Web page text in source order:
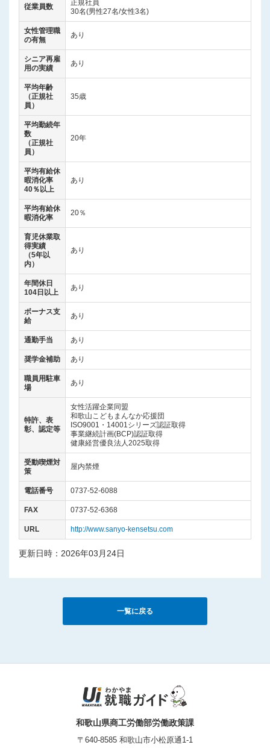
従業員数
正規社員
30名(男性27名/女性3名)
女性管理職
の有無
あり
シニア再雇
用の実績
あり
平均年齢
（正規社
員）
35歳
平均勤続年
数
（正規社
員）
20年
平均有給休
暇消化率
40％以上
あり
平均有給休
暇消化率
20％
育児休業取
得実績
（5年以
内）
あり
年間休日
104日以上
あり
ボーナス支
給
あり
通勤手当 あり
奨学金補助 あり
職員用駐車
場
あり
特許、表
彰、認定等
女性活躍企業同盟
和歌山こどもまんなか応援団
ISO9001・14001シリーズ認証取得
事業継続計画(BCP)認証取得
健康経営優良法人2025取得
受動喫煙対
策
屋内禁煙
電話番号 0737-52-6088
FAX 0737-52-6368
URL http://www.sanyo-kensetsu.com
更新日時：2026年03月24日
一覧に戻る
和歌山県商工労働部労働政策課
〒640-8585 和歌山市小松原通1-1